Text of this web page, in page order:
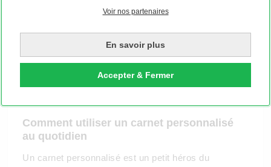
Voir nos partenaires
En savoir plus
Accepter & Fermer
Comment utiliser un carnet personnalisé
au quotidien
Un carnet personnalisé est un petit héros du